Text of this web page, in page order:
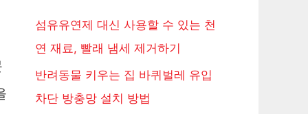
섬유유연제 대신 사용할 수 있는 천
연 재료, 빨래 냄세 제거하기
반려동물 키우는 집 바퀴벌레 유입
차단 방충망 설치 방법